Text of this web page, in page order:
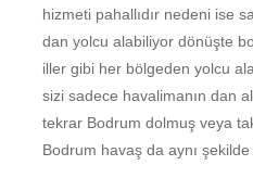
hizmeti pahallıdır nedeni ise
dan yolcu alabiliyor dönüşte
iller gibi her bölgeden yolcu
sizi sadece havalimanın dan
tekrar Bodrum dolmuş veya
Bodrum havaş da aynı